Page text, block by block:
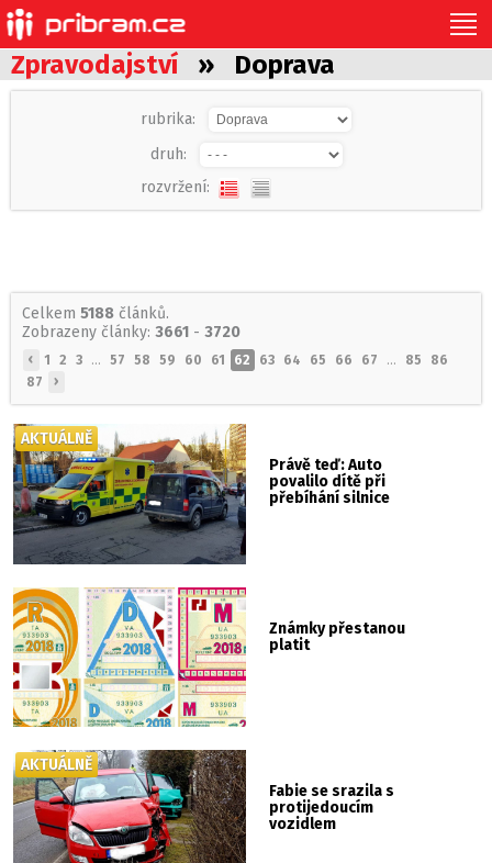
Zpravodajství » Doprava
rubrika:
druh:
rozvržení:
Celkem 5188 článků.
Zobrazeny články: 3661 - 3720
‹ 1 2 3 ... 57 58 59 60 61 62 63 64 65 66 67 ... 85
86
87
›
Právě teď: Auto
povalilo dítě při
přebíhání silnice
AKTUÁLNĚ
Známky přestanou
platit
Fabie se srazila s
protijedoucím
vozidlem
AKTUÁLNĚ